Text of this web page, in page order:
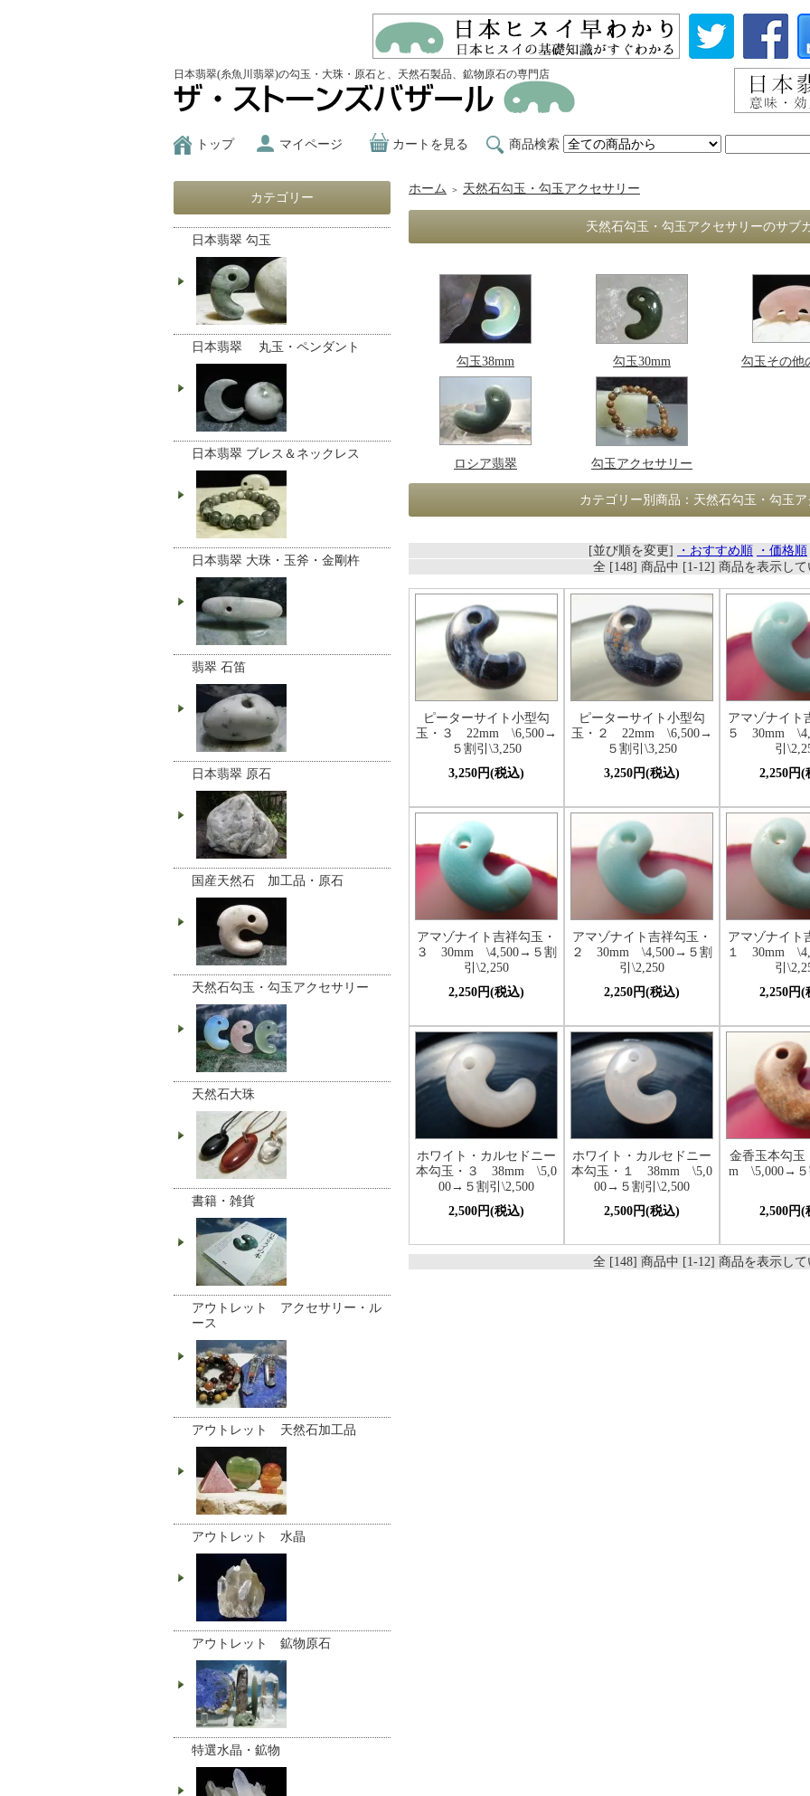
日本翡翠(糸魚川翡翠)の勾玉・大珠・原石と、天然石製品、鉱物原石の専門店
トップ マイページ カートを見る 商品検索
ホーム ＞ 天然石勾玉・勾玉アクセサリー
天然石勾玉・勾玉アクセサリーのサブ
勾玉38mm 勾玉30mm 勾玉その他
ロシア翡翠 勾玉アクセサリー
カテゴリー別商品：天然石勾玉・勾玉
[並び順を変更] ・おすすめ順
・価格順
全 [148] 商品中 [1-12] 商品を表示して
ピーターサイト小型勾
玉・３ 22mm \6,500→
５割引\3,250
3,250円(税込)
ピーターサイト小型勾
玉・２ 22mm \6,500→
５割引\3,250
3,250円(税込)
アマゾナイト
５ 30mm
引
2,250円(
アマゾナイト吉祥勾玉・
３ 30mm \4,500→５割
引\2,250
2,250円(税込)
アマゾナイト吉祥勾玉・
２ 30mm \4,500→５割
引\2,250
2,250円(税込)
アマゾナイト
１ 30mm
引
2,250円(
ホワイト・カルセドニー
本勾玉・３ 38mm \5,0
00→５割引\2,500
2,500円(税込)
ホワイト・カルセドニー
本勾玉・１ 38mm \5,0
00→５割引\2,500
2,500円(税込)
金香玉本勾
m \5,000→５
2,500円(
全 [148] 商品中 [1-12] 商品を表示して
カテゴリー
日本翡翠 勾玉
日本翡翠 丸玉・ペンダント
日本翡翠 ブレス＆ネックレス
日本翡翠 大珠・玉斧・金剛杵
翡翠 石笛
日本翡翠 原石
国産天然石 加工品・原石
天然石勾玉・勾玉アクセサリー
天然石大珠
書籍・雑貨
アウトレット アクセサリー・ル
ース
アウトレット 天然石加工品
アウトレット 水晶
アウトレット 鉱物原石
特選水晶・鉱物